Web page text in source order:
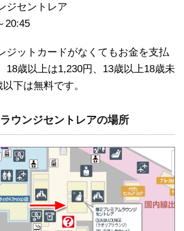
ジセントレア
20:45
ジットカードがなくてもお金を支払
18歳以上は1,230円、13歳以上18歳未
下は無料です。
ウンジセントレアの場所